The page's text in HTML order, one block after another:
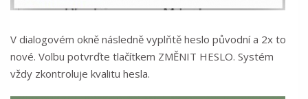
V dialogovém okně následně vyplňtě heslo původní a 2x to
nové. Volbu potvrďte tlačítkem ZMĚNIT HESLO. Systém
vždy zkontroluje kvalitu hesla.